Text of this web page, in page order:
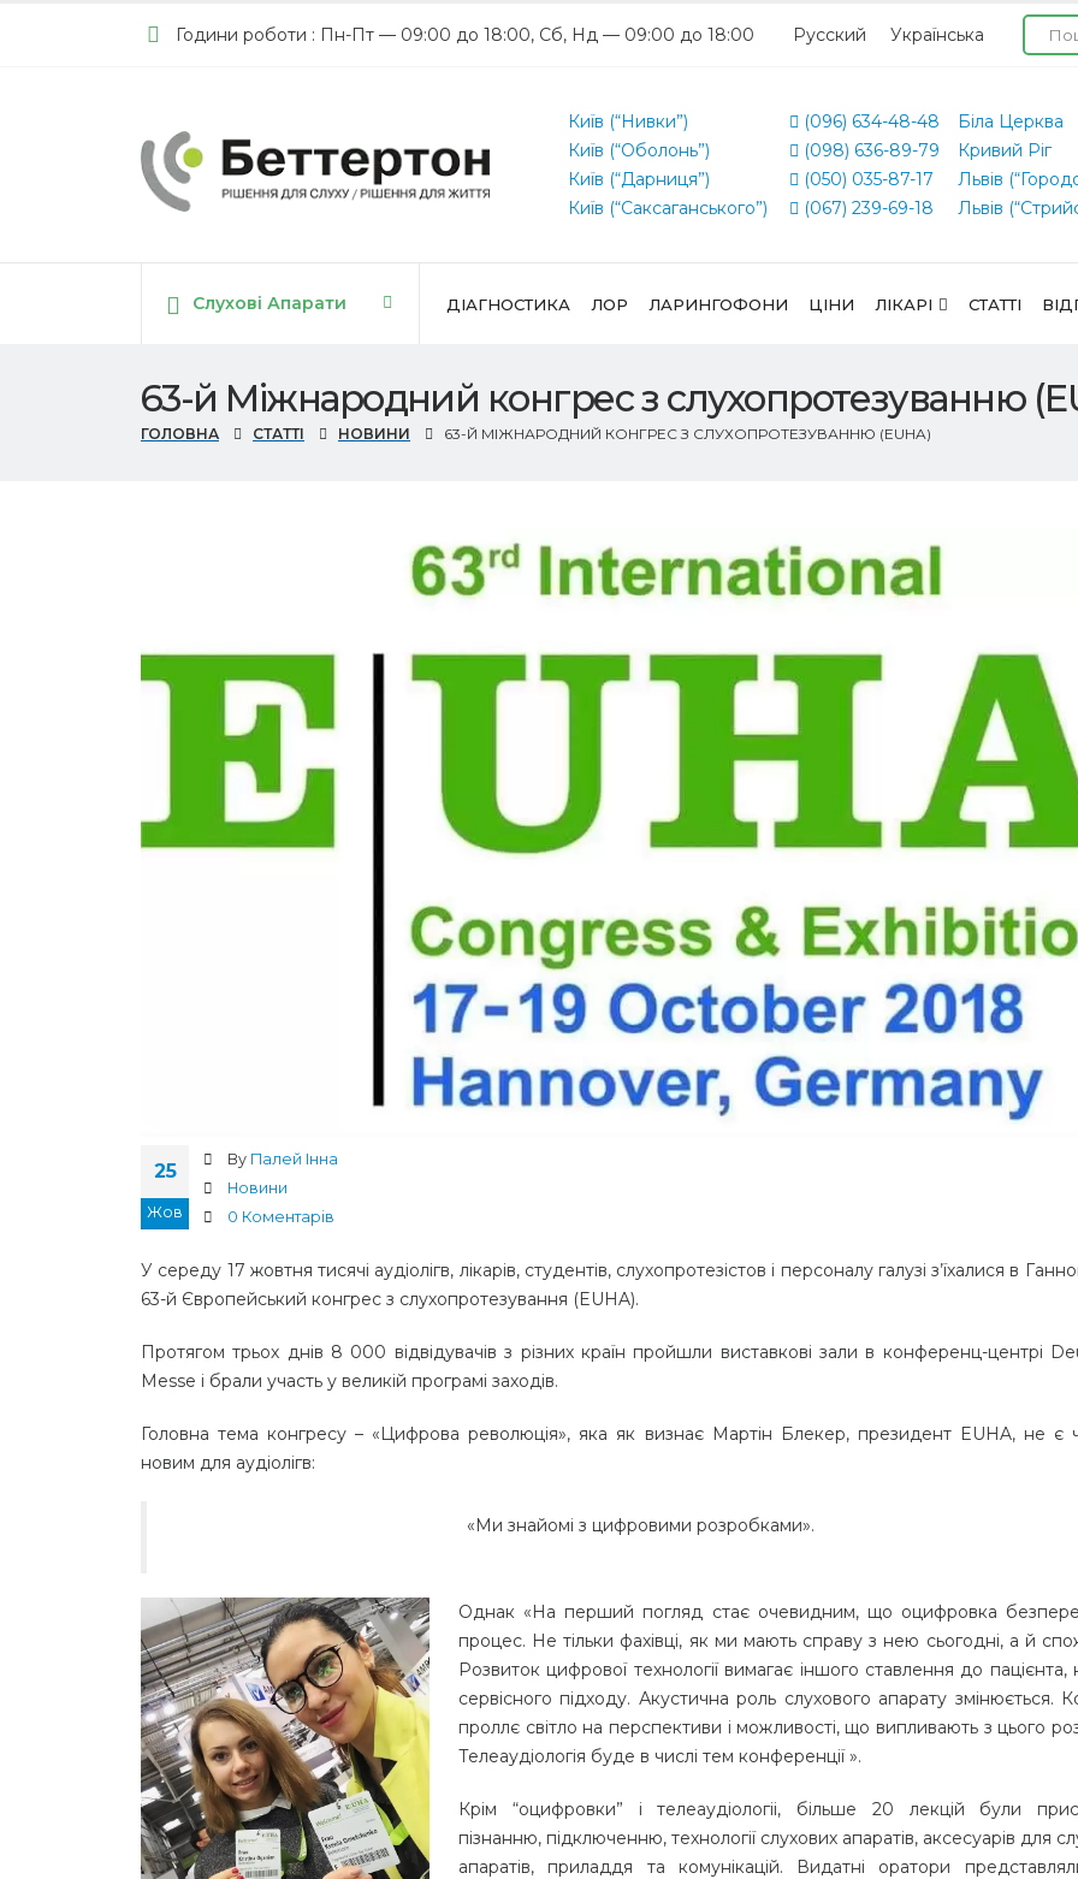
Години роботи : Пн-Пт — 09:00 до 18:00, Сб, Нд — 09:00 до 18:00 Русский Українська
Київ (“Нивки”)
Київ (“Оболонь”)
Київ (“Дарниця”)
Київ (“Саксаганського”)
(096) 634-48-48
(098) 636-89-79
(050) 035-87-17
(067) 239-69-18
Біла Церква
Кривий Ріг
Львів
Львів
Слухові Апарати ДІАГНОСТИКА ЛОР ЛАРИНГОФОНИ ЦІНИ ЛІКАРІ СТАТТІ
63-й Міжнародний конгрес з слухопротезуванню
ГОЛОВНА СТАТТІ НОВИНИ 63-Й МІЖНАРОДНИЙ КОНГРЕС З СЛУХОПРОТЕЗУВАННЮ (EUHA)
25
Жов
By Палей Інна
Новини
0 Коментарів
У середу 17 жовтня тисячі аудіолігв, лікарів, студентів, слухопротезістов і персоналу галузі з’їхалися в
63-й Європейський конгрес з слухопротезування (EUHA).
Протягом трьох днів 8 000 відвідувачів з різних країн пройшли виставкові зали в конференц-центрі
Messe і брали участь у великій програмі заходів.
Головна тема конгресу – «Цифрова революція», яка як визнає Мартін Блекер, президент EUHA, не є
новим для аудіолігв:
«Ми знайомі з цифровими розробками».
Однак «На перший погляд стає очевидним, що оцифровка
процес. Не тільки фахівці, як ми мають справу з нею сьогодні, а й
Розвиток цифрової технології вимагає іншого ставлення до пацієнта,
сервісного підходу. Акустична роль слухового апарату змінюється.
проллє світло на перспективи і можливості, що випливають з цього
Телеаудіологія буде в числі тем конференції ».
Крім “оцифровки” і телеаудіологіі, більше 20 лекцій були
пізнанню, підключенню, технології слухових апаратів, аксесуарів для
апаратів, приладдя та комунікацій. Видатні оратори